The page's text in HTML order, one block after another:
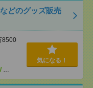
どのグッズ販売
8500
/ …
気になる！